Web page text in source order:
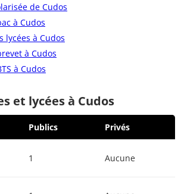
de Cudos
à Cudos
lycées à Cudos
à Cudos
à Cudos
et lycées à Cudos
Publics Privés
1 Aucune